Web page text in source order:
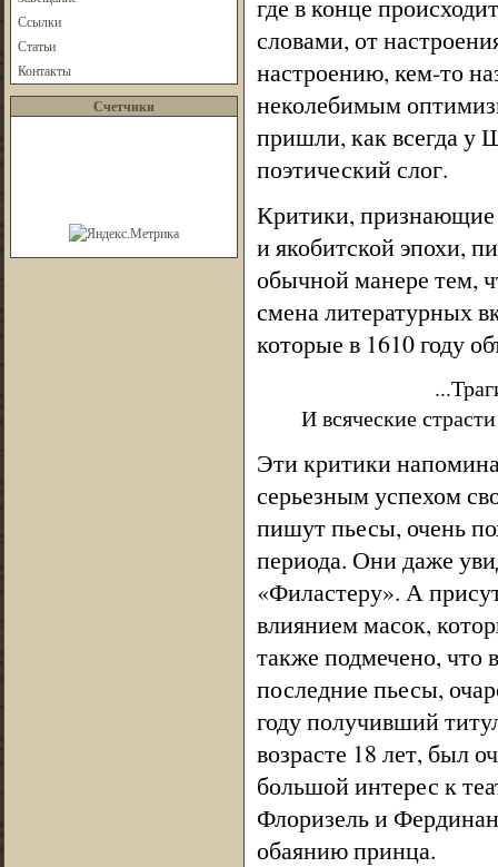
Ссылки
Статьи
Контакты
Счетчики
где в конце
словами, от
настроению, кем-то
неколебимым
пришли, как всегда у
поэтический слог.
Критики, признающие
и якобитской эпохи,
обычной манере тем,
смена литературных
которые в 1610 году
И всяческие
Эти критики
серьезным успехом
пишут пьесы, очень
периода. Они даже
«Филастеру». А
влиянием масок,
также подмечено, что
последние пьесы,
году получивший
возрасте 18 лет, был
большой интерес к
Флоризель и
обаянию принца.